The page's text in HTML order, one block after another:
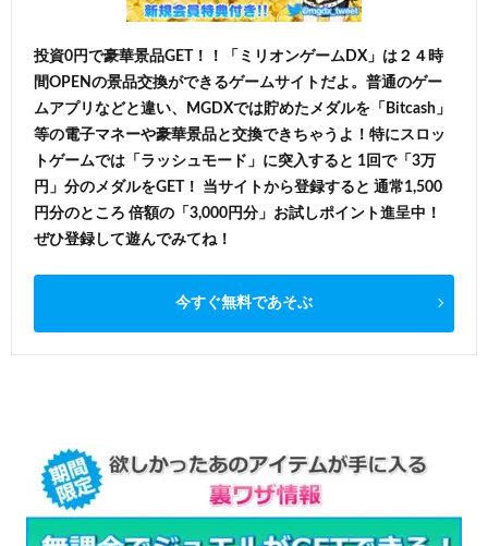
投資0円で豪華景品GET！！「ミリオンゲームDX」は２４時
間OPENの景品交換ができるゲームサイトだよ。普通のゲー
ムアプリなどと違い、MGDXでは貯めたメダルを「Bitcash」
等の電子マネーや豪華景品と交換できちゃうよ！特にスロッ
トゲームでは「ラッシュモード」に突入すると 1回で「3万
円」分のメダルをGET！ 当サイトから登録すると 通常1,500
円分のところ 倍額の「3,000円分」お試しポイント進呈中！
ぜひ登録して遊んでみてね！
今すぐ無料であそぶ